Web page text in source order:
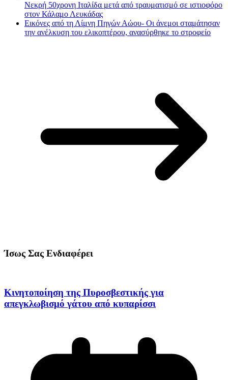
Νεκρή 50χρονη Ιταλίδα μετά από τραυματισμό σε ιστιοφόρο
στον Κάλαμο Λευκάδας
Εικόνες από τη Λίμνη Πηγών Αώου- Οι άνεμοι σταμάτησαν
την ανέλκυση του ελικοπτέρου, ανασύρθηκε το στροφείο
Ίσως Σας Ενδιαφέρει
Κινητοποίηση της Πυροσβεστικής για
απεγκλωβισμό γάτου από κυπαρίσσι